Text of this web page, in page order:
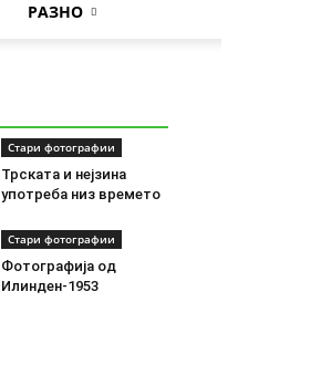
РАЗНО
Стари фотографии
Трската и нејзина
употреба низ времето
Стари фотографии
Фотографија од
Илинден-1953